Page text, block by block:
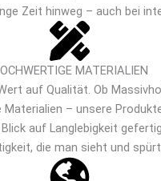
Zeit hinweg – auch bei
MATERIALIEN
auf Qualität. Ob
– unsere
auf Langlebigkeit
die man sieht und spürt.